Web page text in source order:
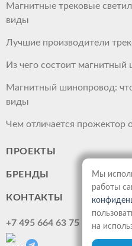
Магнитные трековые
виды
Лучшие производители
Из чего состоит магнитный
Магнитный шинопровод:
виды
Чем отличается прожектор
ПРОЕКТЫ
БРЕНДЫ
КОНТАКТЫ
+7 495 664 63 75
Мы
работы
на